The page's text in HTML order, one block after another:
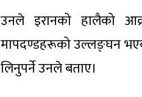
उनले इरानको हालैको
मापदण्डहरूको उल्लङ्घन
लिनुपर्ने उनले बताए।